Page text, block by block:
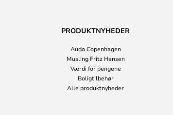
PRODUKTNYHEDER
Audo Copenhagen
Musling Fritz Hansen
Værdi for pengene
Boligtilbehør
Alle produktnyheder